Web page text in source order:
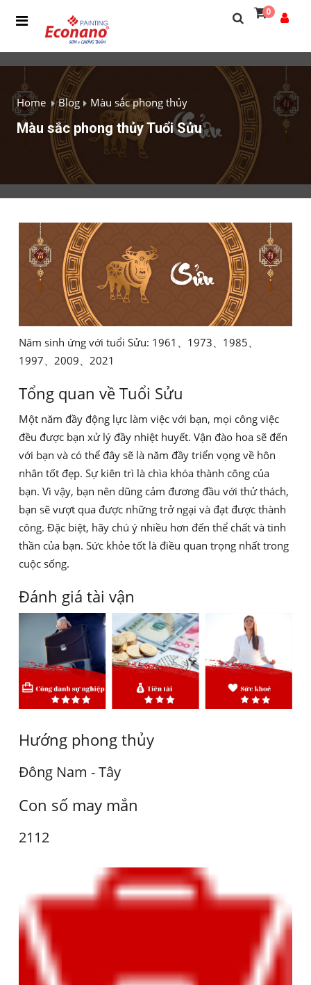
0
Home Blog Màu sắc phong thủy
Màu sắc phong thủy Tuổi Sửu
Năm sinh ứng với tuổi Sửu: 1961、1973、1985、
1997、2009、2021
Tổng quan về Tuổi Sửu
Một năm đầy động lực làm việc với bạn, mọi công việc
đều được bạn xử lý đầy nhiệt huyết. Vận đào hoa sẽ đến
với bạn và có thể đây sẽ là năm đầy triển vọng về hôn
nhân tốt đẹp. Sự kiên trì là chìa khóa thành công của
bạn. Vì vậy, bạn nên dũng cảm đương đầu với thử thách,
bạn sẽ vượt qua được những trở ngại và đạt được thành
công. Đặc biệt, hãy chú ý nhiều hơn đến thể chất và tinh
thần của bạn. Sức khỏe tốt là điều quan trọng nhất trong
cuộc sống.
Đánh giá tài vận
Hướng phong thủy
Đông Nam - Tây
Con số may mắn
2112